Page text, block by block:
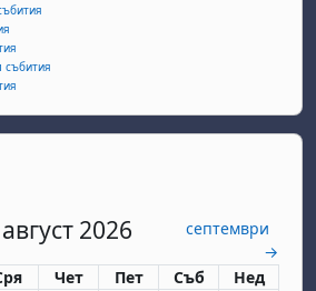
събития
август 2026
септември
→
четвъртък
Чет петък
Пет събота
Съб неделя
Нед